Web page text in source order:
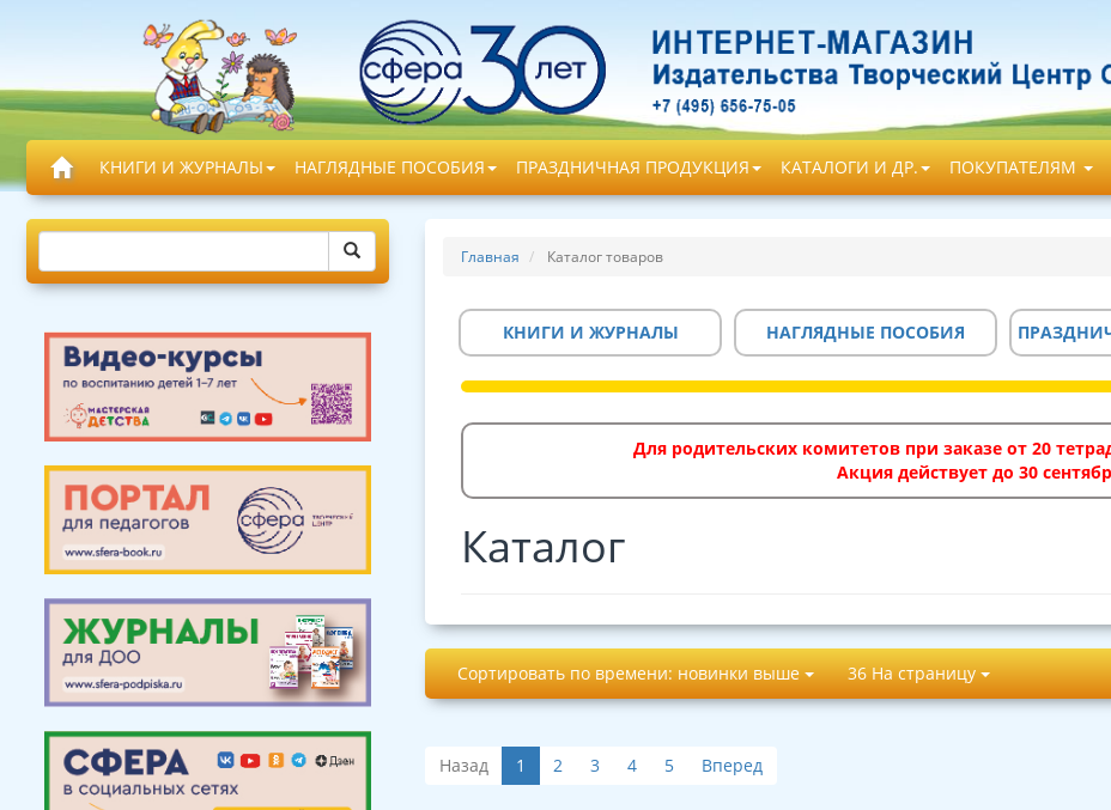
КНИГИ И ЖУРНАЛЫ НАГЛЯДНЫЕ ПОСОБИЯ ПРАЗДНИЧНАЯ ПРОДУКЦИЯ КАТАЛОГИ И ДР. ПОКУПАТЕЛЯМ
Главная Каталог товаров
КНИГИ И ЖУРНАЛЫ НАГЛЯДНЫЕ ПОСОБИЯ
Для родительских комитетов при заказе от 20
Акция действует до 30
Каталог
Сортировать по времени: новинки выше 36 На страницу
Назад 1 2 3 4 5 Вперед